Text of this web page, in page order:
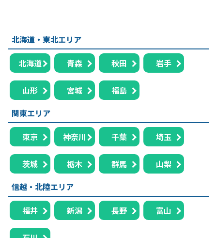
北海道・東北エリア
北海道 青森 秋田 岩手
山形 宮城
福島
関東エリア
東京 神奈川 千葉 埼玉
茨城 栃木 群馬
山梨
信越・北陸エリア
福井 新潟 長野 富山